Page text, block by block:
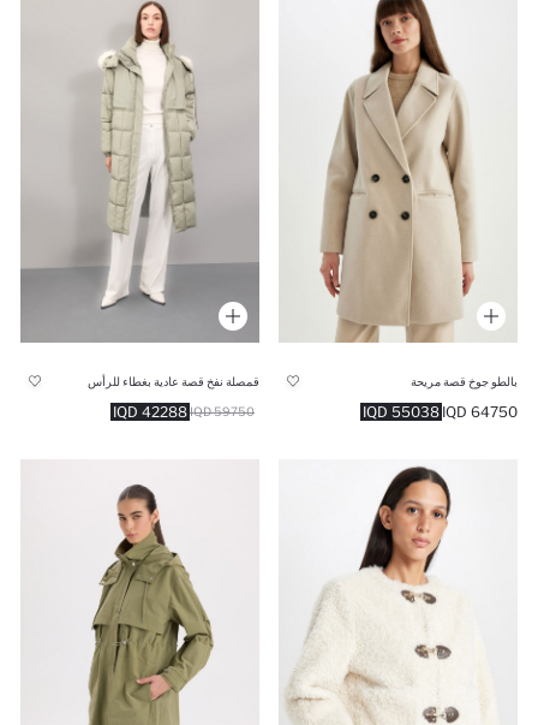
بالطو جوخ قصة مريحة
55038 IQD 64750 IQD
قمصلة نفخ قصة عادية بغطاء للرأس
42288 IQD 59750 IQD